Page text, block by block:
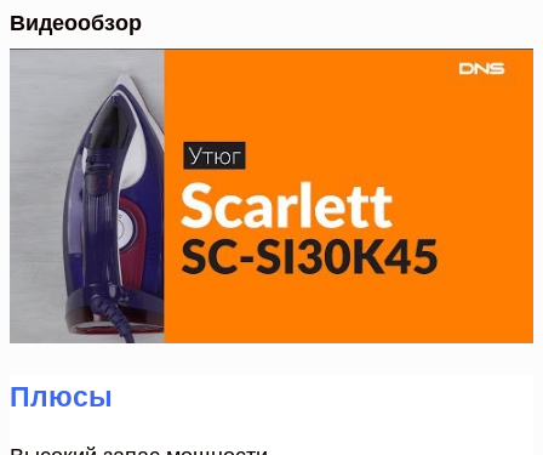
Видеообзор
Плюсы